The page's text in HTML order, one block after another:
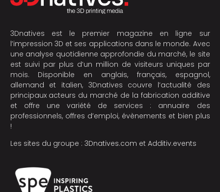
3Dnatives est le premier magazine en ligne sur
l’impression 3D et ses applications dans le monde. Avec
une analyse quotidienne approfondie du marché, le site
est suivi par plus d’un million de visiteurs uniques par
mois. Disponible en anglais, français, espagnol,
allemand et italien, 3Dnatives couvre l’actualité des
principaux acteurs du marché de la fabrication additive
et offre une variété de services : annuaire des
professionnels, offres d’emploi, évènements et bien plus
!
Les sites du groupe : 3Dnatives.com et Additiv.events